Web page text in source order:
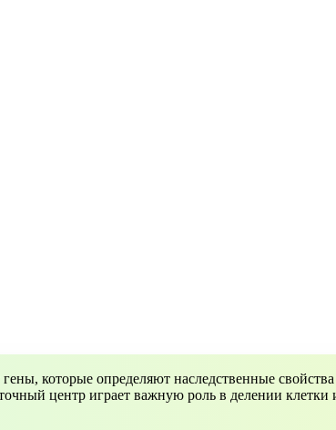
которые определяют наследственные
центр играет важную роль в делении клетки